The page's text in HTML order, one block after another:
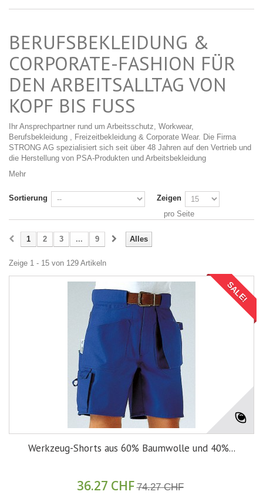
BERUFSBEKLEIDUNG &
CORPORATE-FASHION FÜR
DEN ARBEITSALLTAG VON
KOPF BIS FUSS
Ihr Ansprechpartner rund um Arbeitsschutz, Workwear,
Berufsbekleidung , Freizeitbekleidung & Corporate Wear. Die Firma
STRONG AG spezialisiert sich seit über 48 Jahren auf den Vertrieb und
die Herstellung von PSA-Produkten und Arbeitsbekleidung
Mehr
Sortierung
Zeigen
pro Seite
Alles
1 2 3 ... 9
Zeige 1 - 15 von 129 Artikeln
SALE!
Werkzeug-Shorts aus 60% Baumwolle und 40%...
36.27 CHF 74.27 CHF